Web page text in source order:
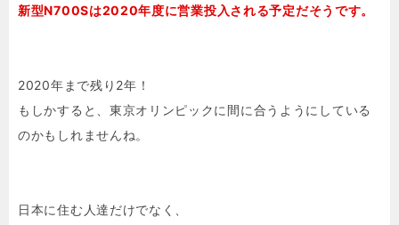
新型N700Sは2020年度に営業投入される予定だそうです。
2020年まで残り2年！
もしかすると、東京オリンピックに間に合うようにしている
のかもしれませんね。
日本に住む人達だけでなく、